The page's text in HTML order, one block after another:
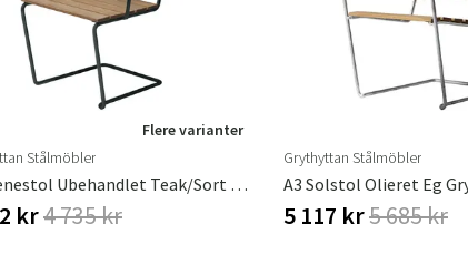
Flere varianter
Stålmöbler
A2 Lænestol Ubehandlet Teak/sort Stel
kr4 735 kr
Grythyttan Stålmöbler
5 117 kr5 685 kr